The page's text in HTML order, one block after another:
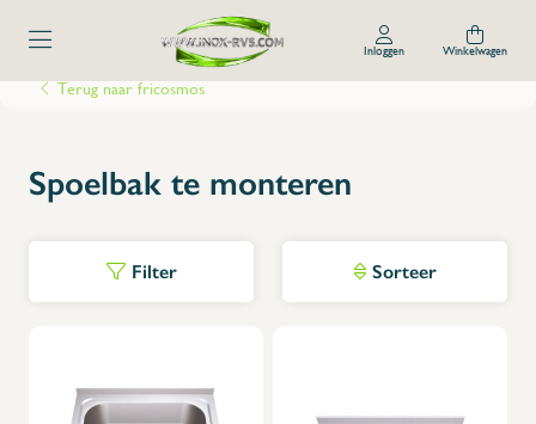
Inloggen Winkelwagen
Terug naar fricosmos
Spoelbak te monteren
Filter Sorteer